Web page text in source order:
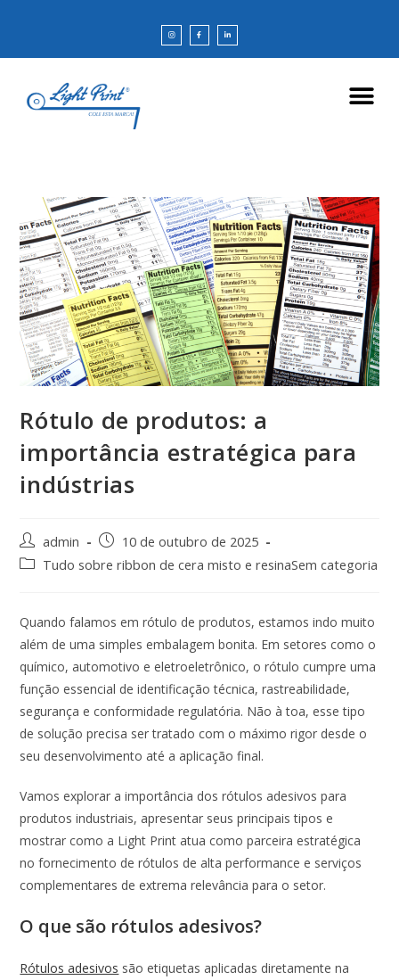
Rótulo de produtos: a
importância estratégica para
indústrias
admin
10 de outubro de 2025
Tudo sobre ribbon de cera misto e resinaSem categoria
Quando falamos em rótulo de produtos, estamos indo muito
além de uma simples embalagem bonita. Em setores como o
químico, automotivo e eletroeletrônico, o rótulo cumpre uma
função essencial de identificação técnica, rastreabilidade,
segurança e conformidade regulatória. Não à toa, esse tipo
de solução precisa ser tratado com o máximo rigor desde o
seu desenvolvimento até a aplicação final.
Vamos explorar a importância dos rótulos adesivos para
produtos industriais, apresentar seus principais tipos e
mostrar como a Light Print atua como parceira estratégica
no fornecimento de rótulos de alta performance e serviços
complementares de extrema relevância para o setor.
O que são rótulos adesivos?
Rótulos adesivos são etiquetas aplicadas diretamente na